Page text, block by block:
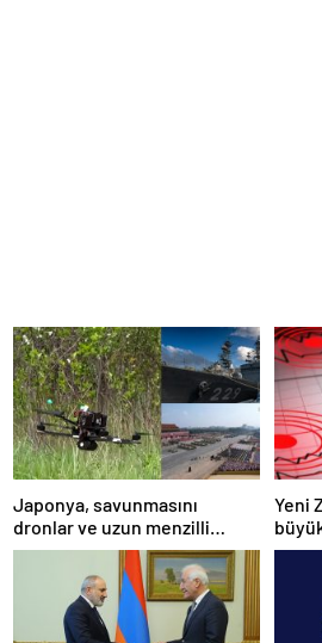
Japonya, savunmasını
dronlar ve uzun menzilli
füzelerle güncelleyeceğini
Yeni